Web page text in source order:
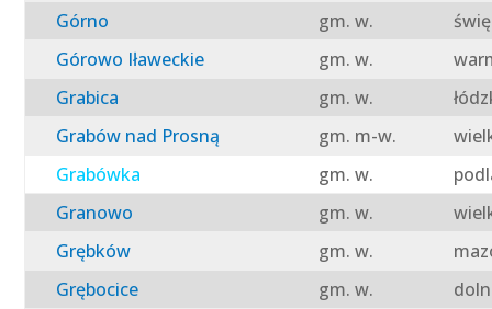
Górno
gm. w.
Górowo Iławeckie
gm. w.
Grabica
gm. w.
Grabów nad Prosną
gm. m-w.
Grabówka
gm. w.
Granowo
gm. w.
Grębków
gm. w.
Grębocice
gm. w.